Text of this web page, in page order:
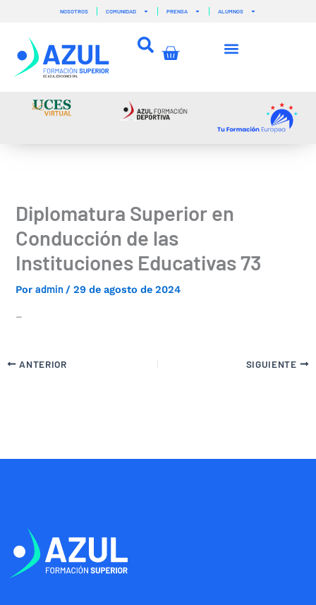
contenido
NOSOTROS COMUNIDAD PRENSA ALUMNOS
Carrito
Diplomatura Superior en
Conducción de las
Instituciones Educativas 73
Poradmin /29 de agosto de 2024
–
ANTERIOR SIGUIENTE